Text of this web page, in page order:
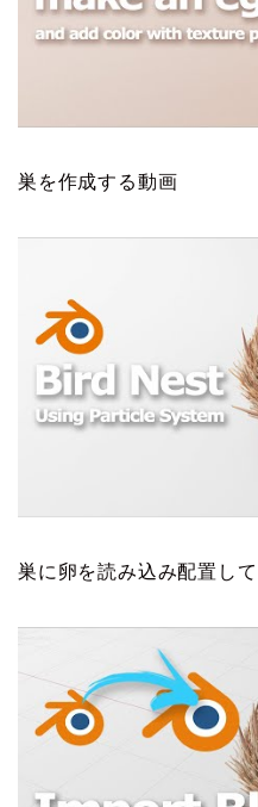
巣を作成する動画
巣に卵を読み込み配置し